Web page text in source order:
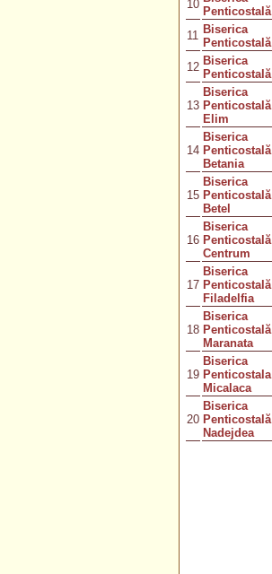
10
Penticostală
11 Biserica
Penticostală
12 Biserica
Penticostală
13
Biserica
Penticostală
Elim
14
Biserica
Penticostală
Betania
15
Biserica
Penticostală
Betel
16
Biserica
Penticostală
Centrum
17
Biserica
Penticostală
Filadelfia
18
Biserica
Penticostală
Maranata
19
Biserica
Penticostala
Micalaca
20
Biserica
Penticostală
Nadejdea